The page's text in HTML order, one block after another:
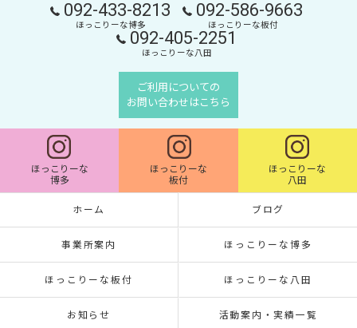
092-433-8213
ほっこりーな博多
092-586-9663
ほっこりーな板付
092-405-2251
ほっこりーな八田
ご利用についての
お問い合わせはこちら
ほっこりーな
博多
ほっこりーな
板付
ほっこりーな
八田
ホーム ブログ
事業所案内 ほっこりーな博多
ほっこりーな板付 ほっこりーな八田
お知らせ 活動案内・実績一覧